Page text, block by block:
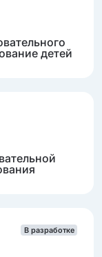
детей
В разработке